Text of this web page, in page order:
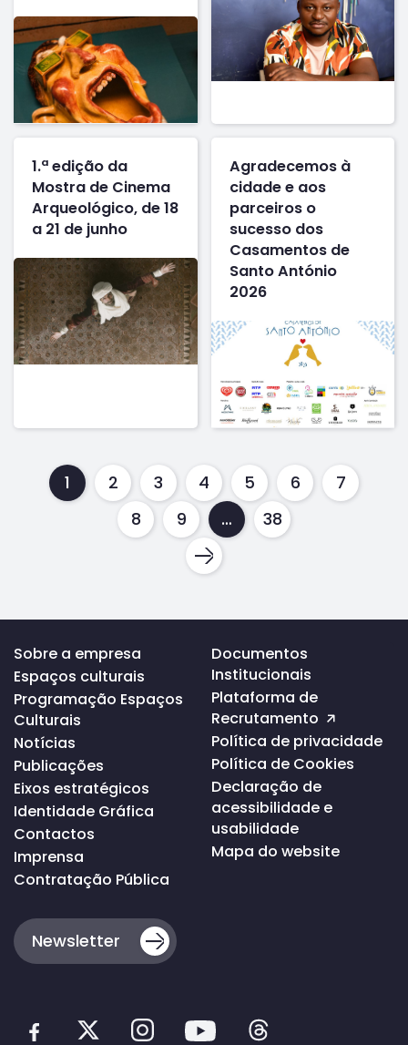
1.ª edição da
Mostra de Cinema
Arqueológico, de 18
a 21 de junho
Agradecemos à
cidade e aos
parceiros o
sucesso dos
Casamentos de
Santo António
2026
1 2 3 4 5 6
7
8
9 … 38
Voltar
ao
topo
da
página
Sobre a empresa
Espaços culturais
Programação Espaços
Culturais
Notícias
Publicações
Eixos estratégicos
Identidade Gráfica
Contactos
Imprensa
Contratação Pública
Documentos
Institucionais
Plataforma de
Recrutamento
Política de privacidade
Política de Cookies
Declaração de
acessibilidade e
usabilidade
Mapa do website
Newsletter